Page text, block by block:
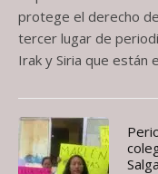
protege el derecho
tercer lugar de
Irak y Siria que están